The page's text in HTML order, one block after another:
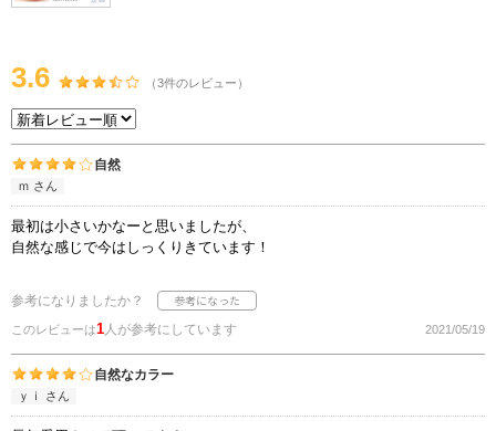
3.6 （3件のレビュー）
自然
ｍ さん
最初は小さいかなーと思いましたが、
自然な感じで今はしっくりきています！
参考になりましたか？
このレビューは1人が参考にしています 2021/05/19
自然なカラー
ｙｉ さん